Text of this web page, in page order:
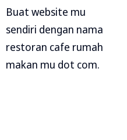
Buat website mu
sendiri dengan nama
restoran cafe rumah
makan mu dot com.